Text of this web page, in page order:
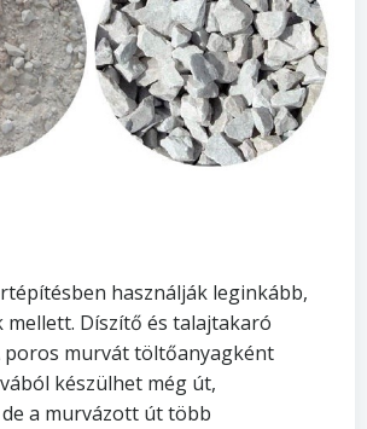
murva
használják leginkább,
mellett. Díszítő és talajtakaró
poros murvát töltőanyagként
készülhet még út,
a murvázott út több